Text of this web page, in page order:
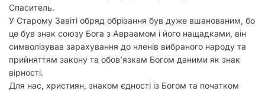
Спаситель.
У Старому Завіті обряд обрізання був дуже вшанованим, бо
це був знак союзу Бога з Авраамом і його нащадками, він
символізував зарахування до членів вибраного народу та
прийняттям закону та обов’язкам Богом даними як знак
вірності.
Для нас, християн, знаком єдності із Богом та початком